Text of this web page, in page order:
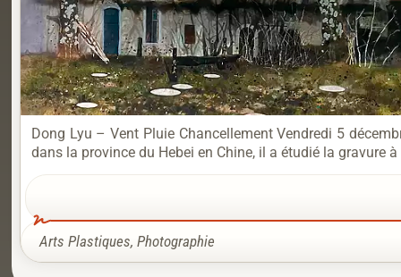
Dong Lyu – Vent Pluie Chancellement Vendredi 5
dans la province du Hebei en Chine, il a étudié la gravure à
Arts Plastiques, Photographie